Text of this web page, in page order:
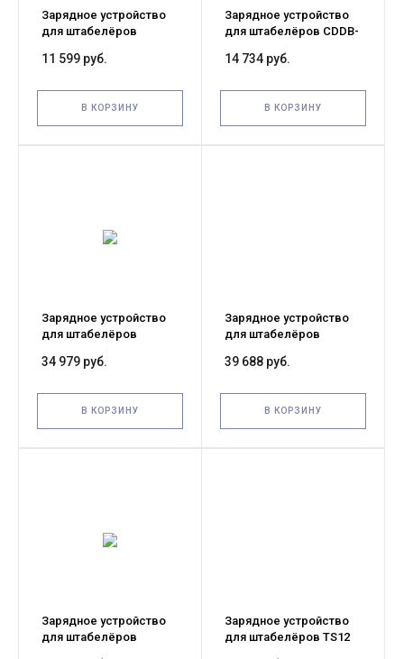
Зарядное устройство
для штабелёров
5A 61-500-112-10)
11 599 руб.
В КОРЗИНУ
Зарядное устройство
для штабелёров CDDB-
charger 12V/15A)
14 734 руб.
В КОРЗИНУ
Зарядное устройство
для штабелёров
(Charger SWCH24V\10A)
34 979 руб.
В КОРЗИНУ
Зарядное устройство
для штабелёров
(Charger)
39 688 руб.
В КОРЗИНУ
Зарядное устройство
для штабелёров
Зарядное устройство
для штабелёров TS12